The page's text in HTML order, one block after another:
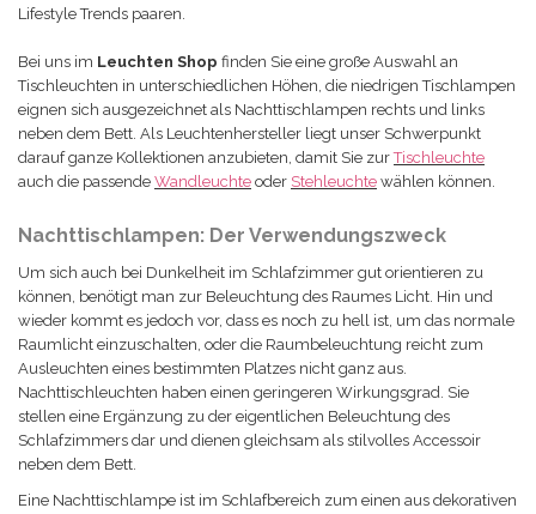
Lifestyle Trends paaren.
Bei uns im Leuchten Shop finden Sie eine große Auswahl an
Tischleuchten in unterschiedlichen Höhen, die niedrigen Tischlampen
eignen sich ausgezeichnet als Nachttischlampen rechts und links
neben dem Bett. Als Leuchtenhersteller liegt unser Schwerpunkt
darauf ganze Kollektionen anzubieten, damit Sie zurTischleuchte
auch die passende Wandleuchte oder Stehleuchte wählen können.
Nachttischlampen: Der Verwendungszweck
Um sich auch bei Dunkelheit im Schlafzimmer gut orientieren zu
können, benötigt man zur Beleuchtung des Raumes Licht. Hin und
wieder kommt es jedoch vor, dass es noch zu hell ist, um das normale
Raumlicht einzuschalten, oder die Raumbeleuchtung reicht zum
Ausleuchten eines bestimmten Platzes nicht ganz aus.
Nachttischleuchten haben einen geringeren Wirkungsgrad. Sie
stellen eine Ergänzung zu der eigentlichen Beleuchtung des
Schlafzimmers dar und dienen gleichsam als stilvolles Accessoir
neben dem Bett.
Eine Nachttischlampe ist im Schlafbereich zum einen aus dekorativen